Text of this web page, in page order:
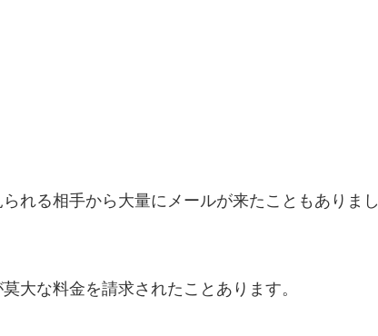
れる相手から大量にメールが来たこともありまし
大な料金を請求されたことあります。